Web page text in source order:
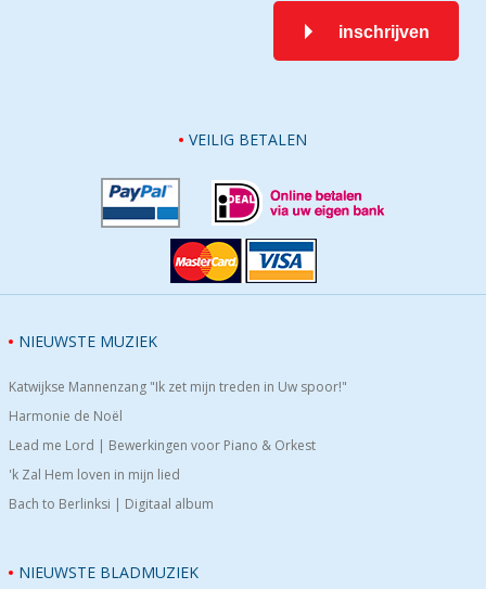
inschrijven
VEILIG BETALEN
NIEUWSTE MUZIEK
Katwijkse Mannenzang "Ik zet mijn treden in Uw spoor!"
Harmonie de Noël
Lead me Lord | Bewerkingen voor Piano & Orkest
'k Zal Hem loven in mijn lied
Bach to Berlinksi | Digitaal album
NIEUWSTE BLADMUZIEK